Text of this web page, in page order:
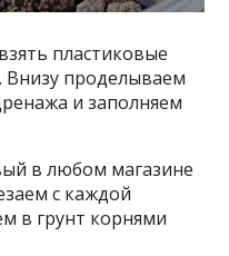
пластиковые
Внизу проделываем
и заполняем
в любом магазине
с каждой
в грунт корнями